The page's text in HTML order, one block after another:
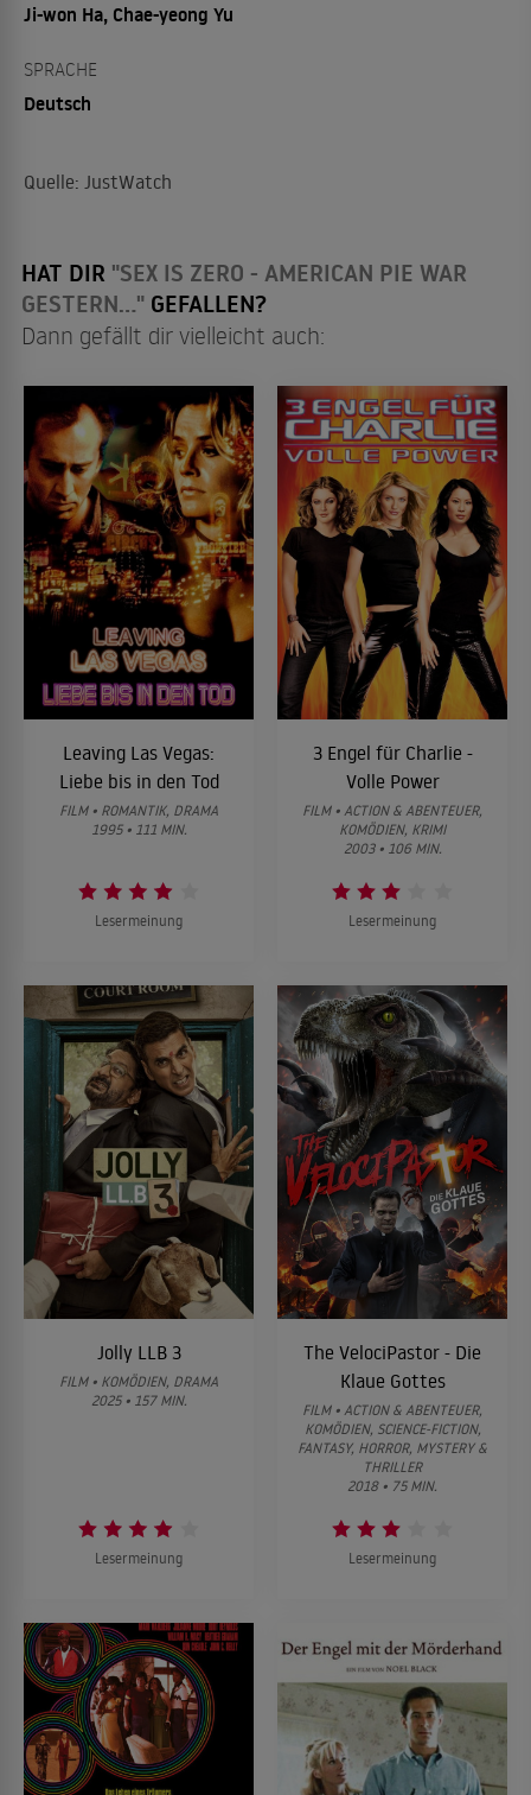
Ji-won Ha, Chae-yeong Yu
SPRACHE
Deutsch
Quelle: JustWatch
HAT DIR "SEX IS ZERO - AMERICAN PIE WAR
GESTERN..." GEFALLEN?
Dann gefällt dir vielleicht auch:
Leaving Las Vegas:
Liebe bis in den Tod
FILM • ROMANTIK, DRAMA
1995 • 111 MIN.
Lesermeinung
3 Engel für Charlie -
Volle Power
FILM • ACTION & ABENTEUER,
KOMÖDIEN, KRIMI
2003 • 106 MIN.
Lesermeinung
Jolly LLB 3
FILM • KOMÖDIEN, DRAMA
2025 • 157 MIN.
Lesermeinung
The VelociPastor - Die
Klaue Gottes
FILM • ACTION & ABENTEUER,
KOMÖDIEN, SCIENCE-FICTION,
FANTASY, HORROR, MYSTERY &
THRILLER
2018 • 75 MIN.
Lesermeinung